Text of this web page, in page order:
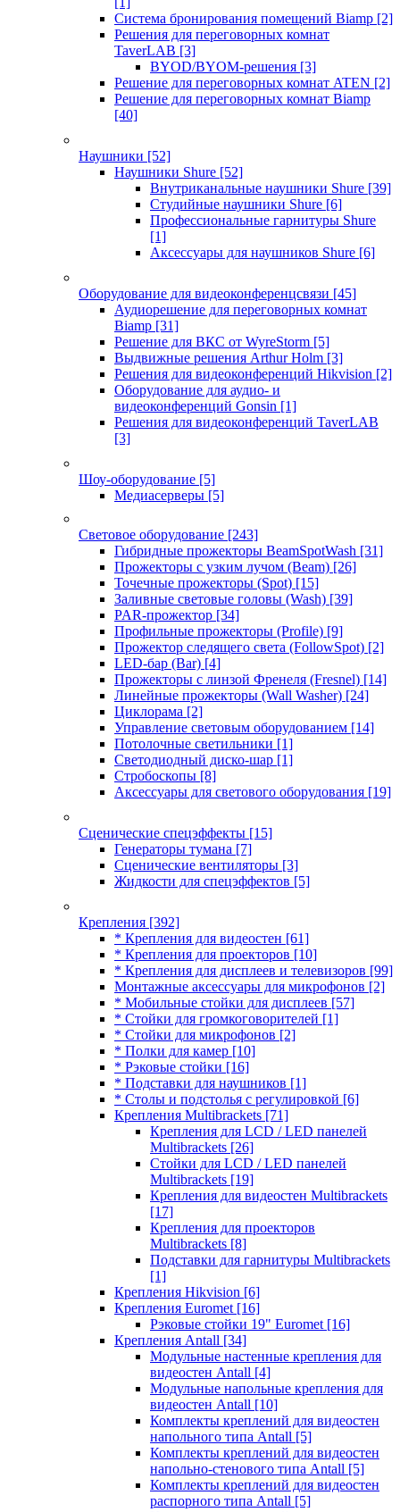
Система бронирования помещений Biamp [2]
Решения для переговорных комнат
TaverLAB [3]
BYOD/BYOM-решения [3]
Решение для переговорных комнат ATEN [2]
Решение для переговорных комнат Biamp
[40]
Наушники [52]
Наушники Shure [52]
Внутриканальные наушники Shure [39]
Студийные наушники Shure [6]
Профессиональные гарнитуры Shure
[1]
Аксессуары для наушников Shure [6]
Оборудование для видеоконференцсвязи [45]
Аудиорешение для переговорных комнат
Biamp [31]
Решение для ВКС от WyreStorm [5]
Выдвижные решения Arthur Holm [3]
Решения для видеоконференций Hikvision [2]
Оборудование для аудио- и
видеоконференций Gonsin [1]
Решения для видеоконференций TaverLAB
[3]
Шоу-оборудование [5]
Медиасерверы [5]
Световое оборудование [243]
Гибридные прожекторы BeamSpotWash [31]
Прожекторы с узким лучом (Beam) [26]
Точечные прожекторы (Spot) [15]
Заливные световые головы (Wash) [39]
PAR-прожектор [34]
Профильные прожекторы (Profile) [9]
Прожектор следящего света (FollowSpot) [2]
LED-бар (Bar) [4]
Прожекторы с линзой Френеля (Fresnel) [14]
Линейные прожекторы (Wall Washer) [24]
Циклорама [2]
Управление световым оборудованием [14]
Потолочные светильники [1]
Светодиодный диско-шар [1]
Стробоскопы [8]
Аксессуары для светового оборудования [19]
Сценические спецэффекты [15]
Генераторы тумана [7]
Сценические вентиляторы [3]
Жидкости для спецэффектов [5]
Крепления [392]
* Крепления для видеостен [61]
* Крепления для проекторов [10]
* Крепления для дисплеев и телевизоров [99]
Монтажные аксессуары для микрофонов [2]
* Мобильные стойки для дисплеев [57]
* Стойки для громкоговорителей [1]
* Стойки для микрофонов [2]
* Полки для камер [10]
* Рэковые стойки [16]
* Подставки для наушников [1]
* Столы и подстолья с регулировкой [6]
Крепления Multibrackets [71]
Крепления для LCD / LED панелей
Multibrackets [26]
Стойки для LCD / LED панелей
Multibrackets [19]
Крепления для видеостен Multibrackets
[17]
Крепления для проекторов
Multibrackets [8]
Подставки для гарнитуры Multibrackets
[1]
Крепления Hikvision [6]
Крепления Euromet [16]
Рэковые стойки 19" Euromet [16]
Крепления Antall [34]
Модульные настенные крепления для
видеостен Antall [4]
Модульные напольные крепления для
видеостен Antall [10]
Комплекты креплений для видеостен
напольного типа Antall [5]
Комплекты креплений для видеостен
напольно-стенового типа Antall [5]
Комплекты креплений для видеостен
распорного типа Antall [5]